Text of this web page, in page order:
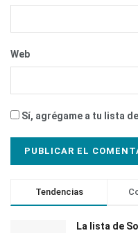
Web
Sí, agrégame a tu lista
Tendencias
La lista de